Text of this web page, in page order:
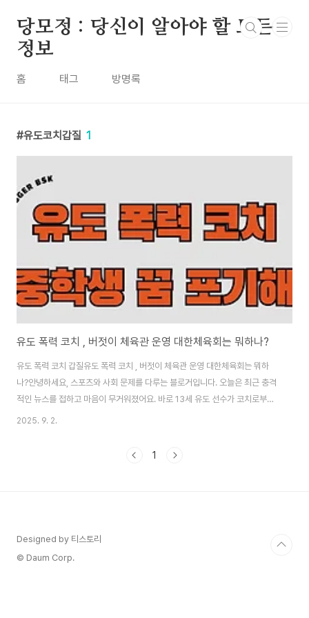
당모정 : 당신이 알아야 할 모든
정보
홈 태그 방명록
유도코치갑질 1
유도 폭력 코치 , 버젓이 체육관 운영 대한체육회는 뭐하나?
유도 폭력 코치 갑질유도 폭력 코치 , 버젓이 체육관 운영 대한체육회는 뭐하
나?안녕하세요, 스포츠와 사회 문제를 다루는 블로거입니다. 오늘은 최근 충격
적인 뉴스를 접하고 마음이 무거워졌어요. 바로 13세 유도 선수가 코치로부터
폭행을 당해 꿈을 접게 된 사건이에요. 이 사건은 단순한 개인적인 문제가 아니
치 문제, 코치갑질, 스포츠갑질, 유도갑질 같은 키워드가 떠오르는 이 사건을 자
2025. 9. 2.
1
Designed by 티스토리
© Daum Corp.